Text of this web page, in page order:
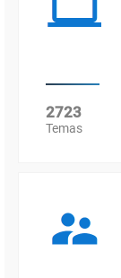
2723
Temas